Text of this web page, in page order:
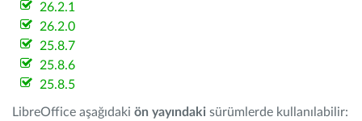
26.2.1
26.2.0
25.8.7
25.8.6
25.8.5
LibreOffice aşağıdaki ön yayındaki sürümlerde kullanılabilir: